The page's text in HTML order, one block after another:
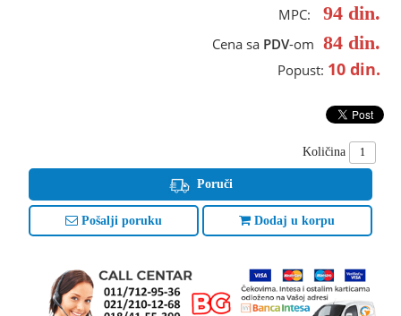
MPC: 94 din.
Cena sa PDV-om 84 din.
Popust: 10 din.
Količina
Poruči
Pošalji poruku Dodaj u korpu